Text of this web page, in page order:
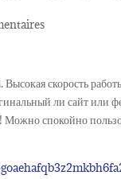
скорость
ли сайт или
спокойно